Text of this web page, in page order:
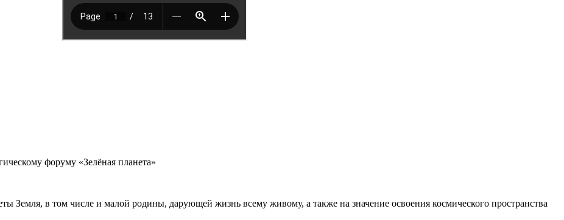
форуму «Зелёная планета»
Земля, в том числе и малой родины, дарующей жизнь всему живому, а также на значение освоения космического пространства